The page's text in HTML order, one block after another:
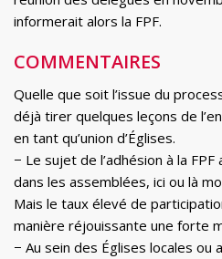
informerait alors la FPF.
COMMENTAIRES
Quelle que soit l’issue du
déjà tirer quelques leçons de
en tant qu’union d’Églises.
− Le sujet de l’adhésion à la
dans les assemblées, ici ou là
Mais le taux élevé de
manière réjouissante une forte
− Au sein des Églises locales ou